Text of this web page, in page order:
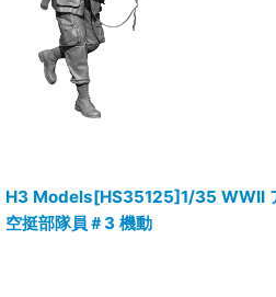
H3 Models[HS35125]1/35 WWII
空挺部隊員＃3 機動